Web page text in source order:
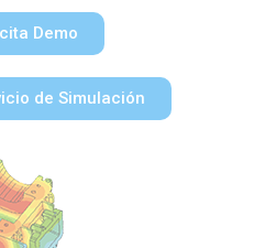
Demo
de Simulación